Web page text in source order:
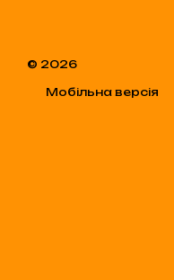
© 2026
Мобільна версія